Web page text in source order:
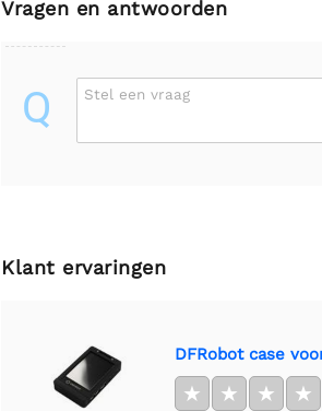
Vragen en antwoorden
Q Stel een vraag
Klant ervaringen
DFRobot case
★ ★ ★ ★